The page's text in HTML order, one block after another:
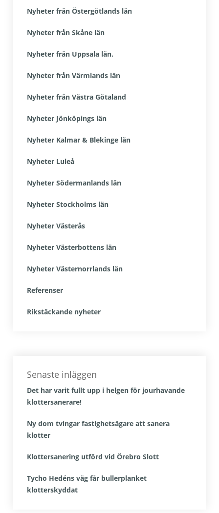
Nyheter från Östergötlands län
Nyheter från Skåne län
Nyheter från Uppsala län.
Nyheter från Värmlands län
Nyheter från Västra Götaland
Nyheter Jönköpings län
Nyheter Kalmar & Blekinge län
Nyheter Luleå
Nyheter Södermanlands län
Nyheter Stockholms län
Nyheter Västerås
Nyheter Västerbottens län
Nyheter Västernorrlands län
Referenser
Rikstäckande nyheter
Senaste inläggen
Det har varit fullt upp i helgen för jourhavande
klottersanerare!
Ny dom tvingar fastighetsägare att sanera
klotter
Klottersanering utförd vid Örebro Slott
Tycho Hedéns väg får bullerplanket
klotterskyddat